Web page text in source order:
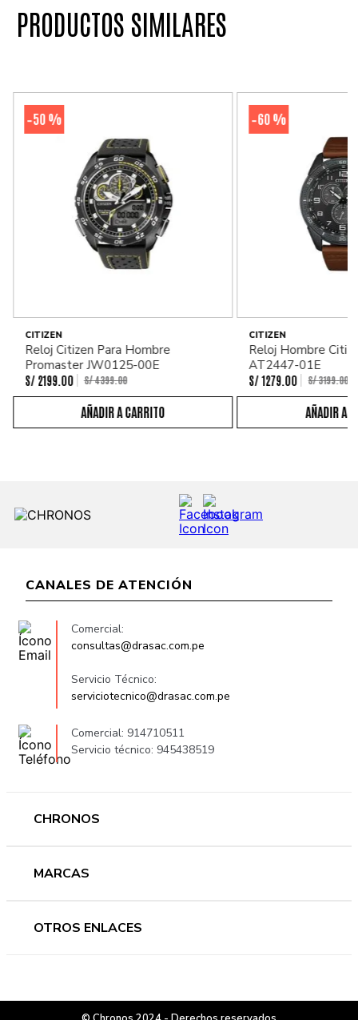
PRODUCTOS SIMILARES
-50 %
CITIZEN
Reloj Citizen Para Hombre
Promaster JW0125-00E
S/ 2199. 00 S/4399.00
-60 %
CITIZEN
Reloj Hombre
AT2447-01E
S/ 1279 00 S/3199.00
CANALES DE ATENCIÓN
Comercial:
consultas@drasac.com.pe
Servicio Técnico:
serviciotecnico@drasac.com.pe
Comercial: 914710511
Servicio técnico: 945438519
CHRONOS
Hombre
Ofertas
Contáctanos
MARCAS
Versace
OTROS ENLACES